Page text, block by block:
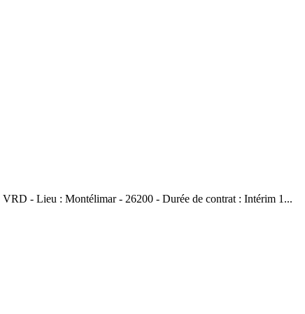
VRD - Lieu : Montélimar - 26200 - Durée de contrat : Intérim 1...